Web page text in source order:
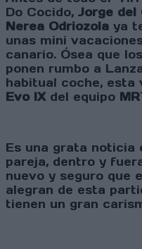
Do Cocido, Jorge del
Nerea Odriozola ya
unas mini
canario. Ósea que
ponen rumbo a
habitual coche, esta
Evo IXdel equipo
Es una grata noticia
pareja, dentro y
nuevo y seguro que
alegran de esta
tienen un gran